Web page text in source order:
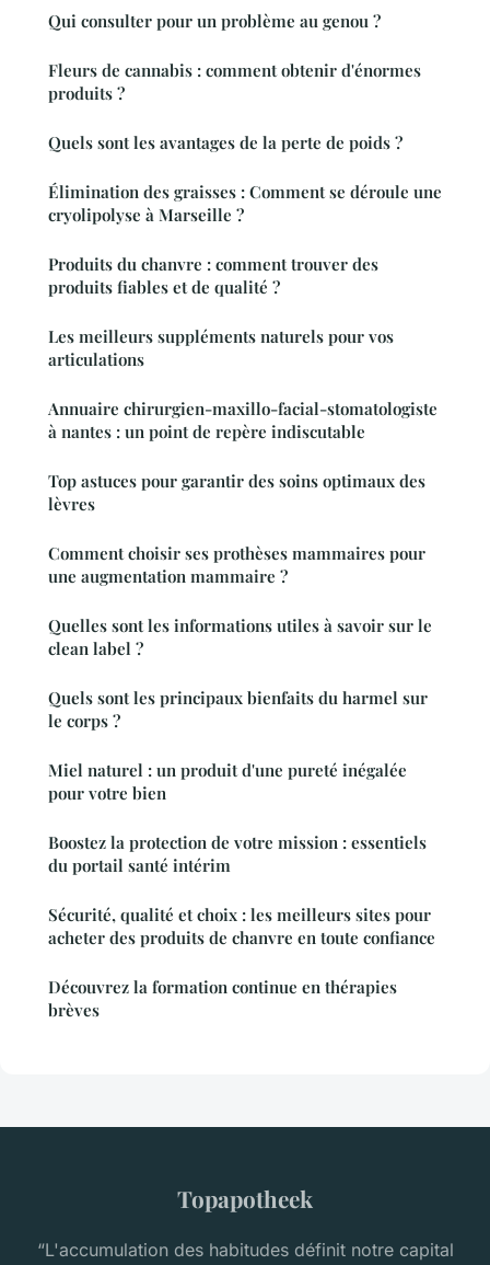
Qui consulter pour un problème au genou ?
Fleurs de cannabis : comment obtenir d'énormes
produits ?
Quels sont les avantages de la perte de poids ?
Élimination des graisses : Comment se déroule une
cryolipolyse à Marseille ?
Produits du chanvre : comment trouver des
produits fiables et de qualité ?
Les meilleurs suppléments naturels pour vos
articulations
Annuaire chirurgien-maxillo-facial-stomatologiste
à nantes : un point de repère indiscutable
Top astuces pour garantir des soins optimaux des
lèvres
Comment choisir ses prothèses mammaires pour
une augmentation mammaire ?
Quelles sont les informations utiles à savoir sur le
clean label ?
Quels sont les principaux bienfaits du harmel sur
le corps ?
Miel naturel : un produit d'une pureté inégalée
pour votre bien
Boostez la protection de votre mission : essentiels
du portail santé intérim
Sécurité, qualité et choix : les meilleurs sites pour
acheter des produits de chanvre en toute confiance
Découvrez la formation continue en thérapies
brèves
Topapotheek
“L'accumulation des habitudes définit notre capital